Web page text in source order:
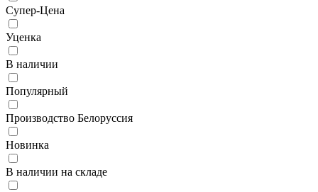
Супер-Цена
Уценка
В наличии
Популярный
Производство Белоруссия
Новинка
В наличии на складе